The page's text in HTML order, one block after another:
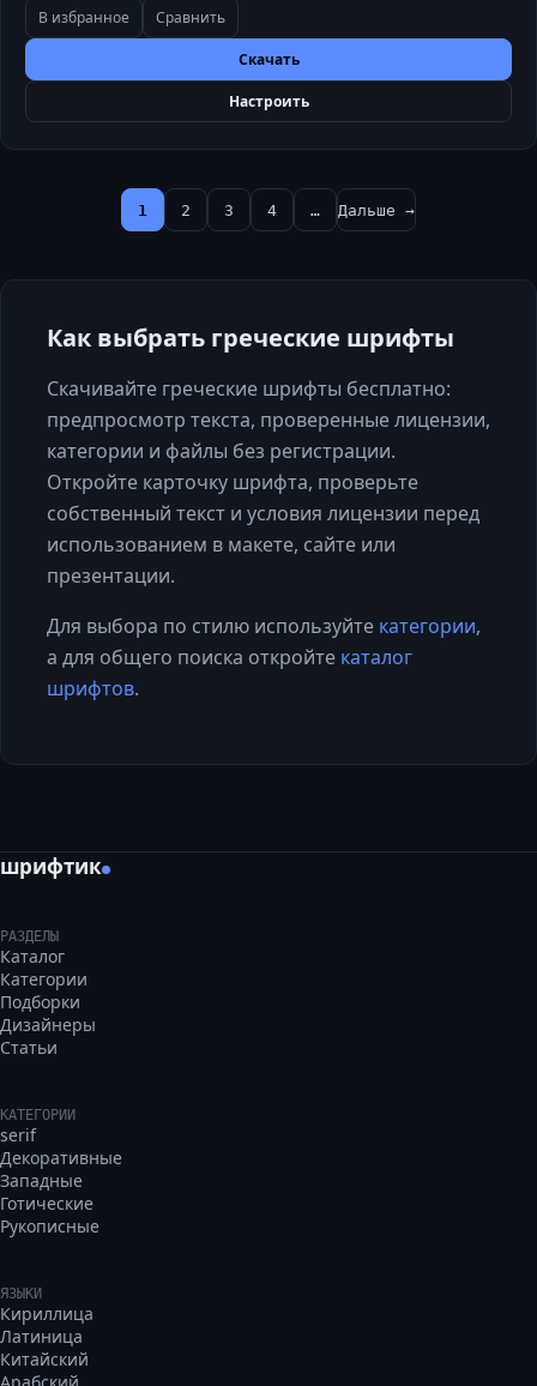
В избранное Сравнить
Скачать
Настроить
1 2 3 4 … Дальше →
Как выбрать греческие шрифты
Скачивайте греческие шрифты бесплатно:
предпросмотр текста, проверенные лицензии,
категории и файлы без регистрации.
Откройте карточку шрифта, проверьте
собственный текст и условия лицензии перед
использованием в макете, сайте или
презентации.
Для выбора по стилю используйте категории,
а для общего поиска откройте каталог
шрифтов.
шрифтик
РАЗДЕЛЫ
Каталог
Категории
Подборки
Дизайнеры
Статьи
КАТЕГОРИИ
serif
Декоративные
Западные
Готические
Рукописные
ЯЗЫКИ
Кириллица
Латиница
Китайский